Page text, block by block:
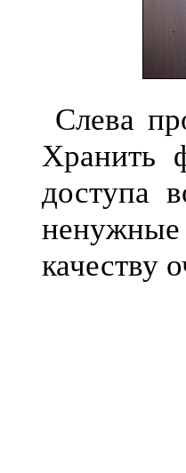
Слева
Хранить
доступа
ненужные
качеству